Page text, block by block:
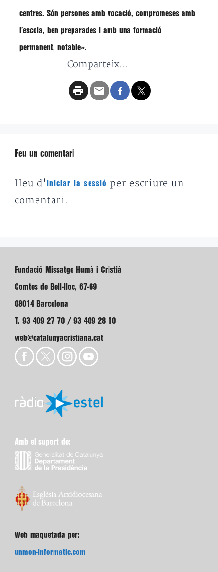
centres. Són persones amb vocació, compromeses amb
l’escola, ben preparades i amb una formació
permanent, notable».
Comparteix...
Feu un comentari
Heu d'iniciar la sessió
per escriure un
comentari.
Fundació Missatge Humà i Cristià
Comtes de Bell-lloc, 67-69
08014 Barcelona
T. 93 409 27 70 / 93 409 28 10
web@catalunyacristiana.cat
Amb el suport de:
Web maquetada per:
unmon-informatic.com